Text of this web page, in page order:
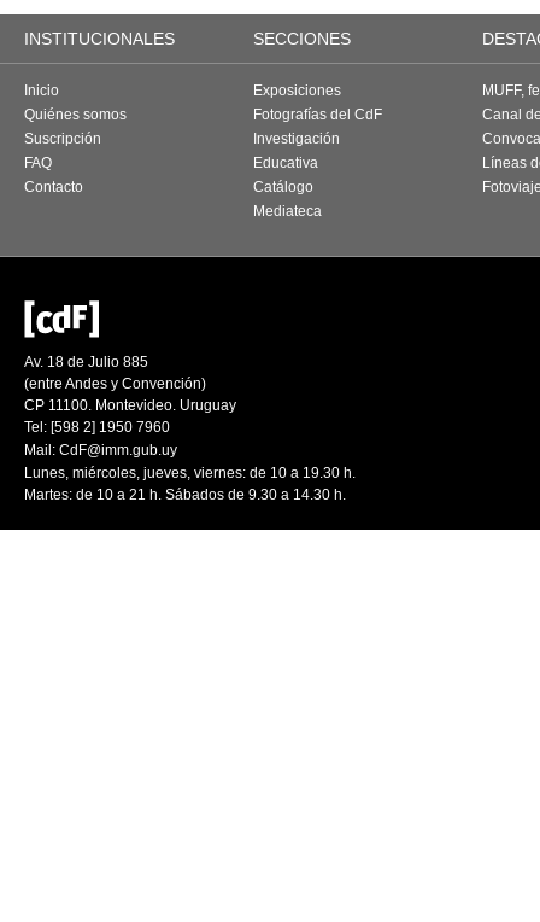
INSTITUCIONALES SECCIONES
Inicio
Quiénes somos
Suscripción
FAQ
Contacto
Exposiciones
Fotografías del CdF
Investigación
Educativa
Catálogo
Mediateca
MUFF,
Canal
Líneas
Av. 18 de Julio 885
(entre Andes y Convención)
CP 11100. Montevideo. Uruguay
Tel: [598 2] 1950 7960
Mail: CdF@imm.gub.uy
Lunes, miércoles, jueves, viernes: de 10 a 19.30 h.
Martes: de 10 a 21 h. Sábados de 9.30 a 14.30 h.